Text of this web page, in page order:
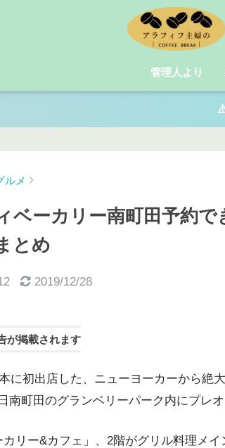
管理人より
ルメ
ベーカリー南町田予約
とめ
2019/12/28
が掲載されます
に初出店した、ニューヨーカーから絶
南町田のグランベリーパーク内にプレオ
カリー&カフェ」、2階がグリル料理メ